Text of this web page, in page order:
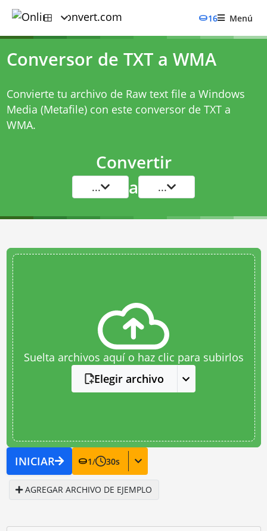
16 Menú
Conversor de TXT a WMA
Convierte tu archivo de Raw text file a Windows
Media (Metafile) con este conversor de TXT a
WMA.
Convertir
... a ...
Suelta archivos aquí o haz clic para subirlos
Elegir archivo
INICIAR 1/ 30s
AGREGAR ARCHIVO DE EJEMPLO